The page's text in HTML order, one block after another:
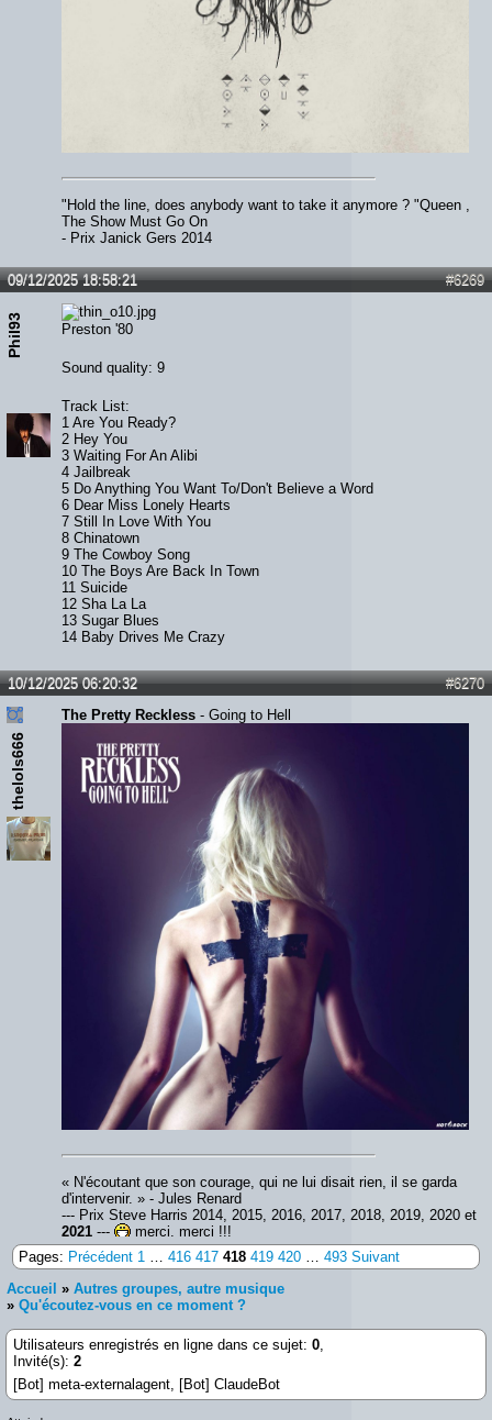
"Hold the line, does anybody want to take it anymore ? "Queen ,
The Show Must Go On
- Prix Janick Gers 2014
#6269
09/12/2025 18:58:21
Phil93 Preston '80
Sound quality: 9
Track List:
1 Are You Ready?
2 Hey You
3 Waiting For An Alibi
4 Jailbreak
5 Do Anything You Want To/Don't Believe a Word
6 Dear Miss Lonely Hearts
7 Still In Love With You
8 Chinatown
9 The Cowboy Song
10 The Boys Are Back In Town
11 Suicide
12 Sha La La
13 Sugar Blues
14 Baby Drives Me Crazy
#6270
10/12/2025 06:20:32
thelols666
The Pretty Reckless - Going to Hell
« N'écoutant que son courage, qui ne lui disait rien, il se garda
d'intervenir. » - Jules Renard
--- Prix Steve Harris 2014, 2015, 2016, 2017, 2018, 2019, 2020 et
2021 ---
merci, merci !!!
Pages: Précédent 1 … 416 417 418 419 420 … 493 Suivant
Accueil » Autres groupes, autre musique
» Qu'écoutez-vous en ce moment ?
Utilisateurs enregistrés en ligne dans ce sujet: 0,
Invité(s): 2
[Bot] meta-externalagent, [Bot] ClaudeBot